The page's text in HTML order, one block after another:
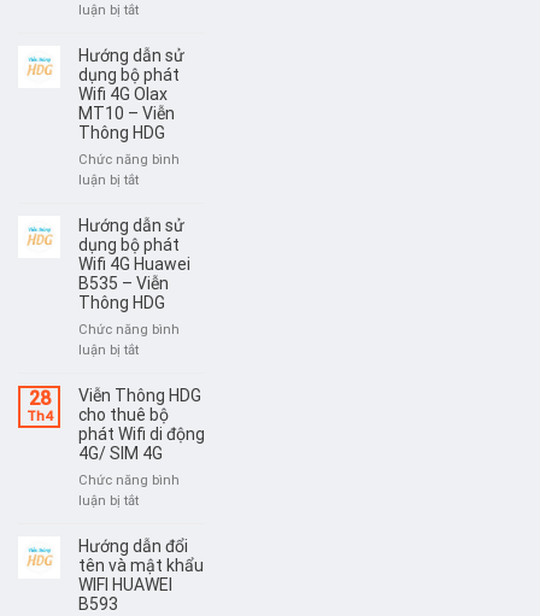
Mifi
8800L
–
Viễn
Thông
luận bị tắtở
dẫn
sử
dụng
bộ
phát
Wifi
E5783
–
Viễn
Thông
HDG
Hướng dẫn sử
dụng bộ phát
Wifi 4G Olax
MT10 – Viễn
Thông HDG
Chức năng bình
luận bị tắtở
dẫn
sử
dụng
bộ
phát
Wifi
–
Viễn
Thông
Hướng dẫn sử
dụng bộ phát
Wifi 4G Huawei
B535 – Viễn
Thông HDG
Chức năng bình
luận bị tắtở
dẫn
sử
dụng
bộ
phát
B535
–
Viễn
28
Th4
Viễn Thông HDG
cho thuê bộ
phát Wifi di động
4G/ SIM 4G
Chức năng bình
luận bị tắtở
Thông
HDG
cho
Hướng dẫn đổi
tên và mật khẩu
WIFI HUAWEI
B593